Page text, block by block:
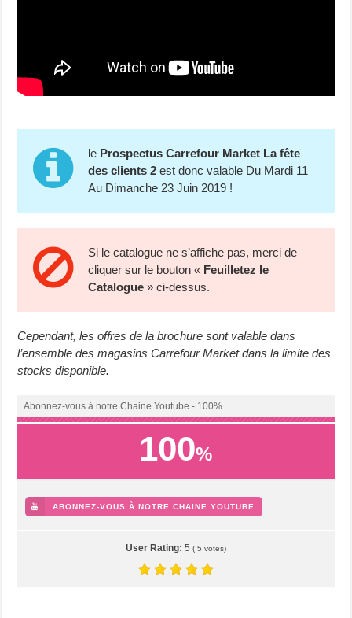
le Prospectus Carrefour Market La fête
des clients 2 est donc valable Du Mardi 11
Au Dimanche 23 Juin 2019 !
Si le catalogue ne s’affiche pas, merci de
cliquer sur le bouton « Feuilletez le
Catalogue » ci-dessus.
Cependant, les offres de la brochure sont valable dans
l’ensemble des magasins Carrefour Market dans la limite des
stocks disponible.
Abonnez-vous à notre Chaine Youtube - 100%
100%
ABONNEZ-VOUS À NOTRE CHAINE YOUTUBE
User Rating: 5 ( 5 votes)